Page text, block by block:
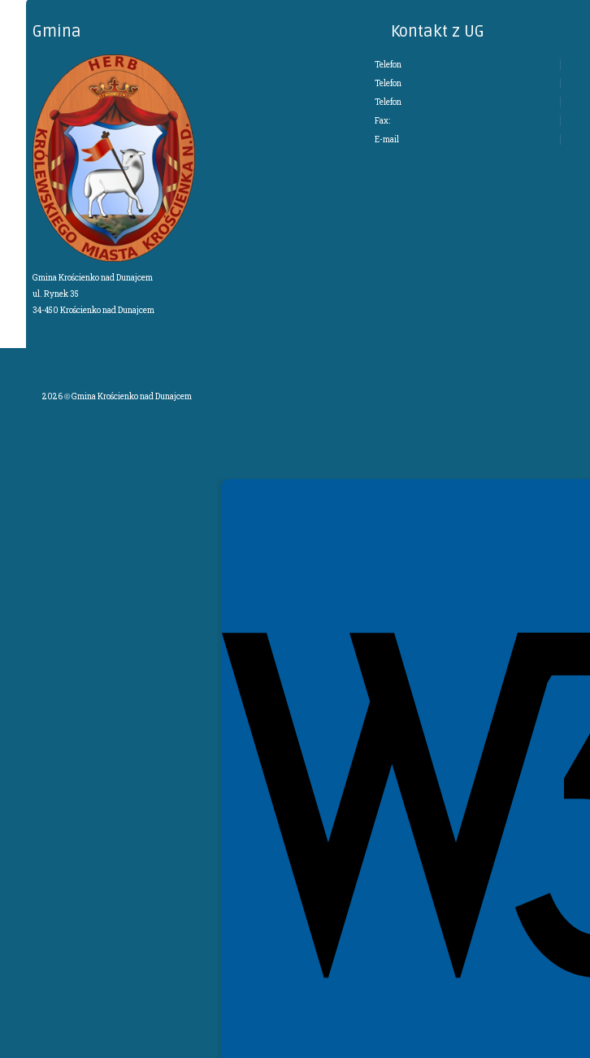
Gmina
Gmina Krościenko nad Dunajcem
ul. Rynek 35
34-450 Krościenko nad Dunajcem
Kontakt z UG
Telefon
Telefon
Telefon
Fax:
E-mail
2026 © Gmina Krościenko nad Dunajcem
Spełniamy standardy WCAG 2.2
Spełniamy standardy W3C